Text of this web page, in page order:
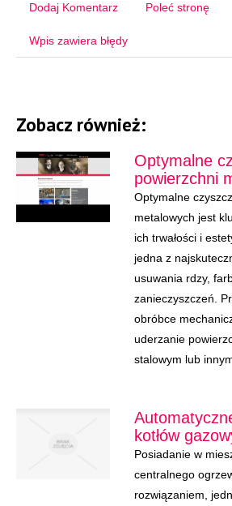
Dodaj Komentarz Poleć stronę
Wpis zawiera błędy
Zobacz również:
Optymalne
powierzchni
Optymalne
metalowych jest
ich trwałości i
jedna z
usuwania rdzy,
zanieczyszczeń.
obróbce
uderzanie
stalowym lub innym
kotłów
Posiadanie w
centralnego
rozwiązaniem,